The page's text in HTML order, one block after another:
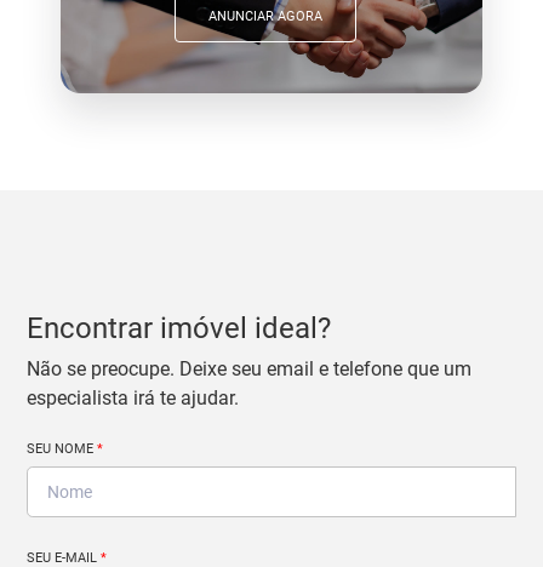
ANUNCIAR AGORA
Encontrar imóvel ideal?
Não se preocupe. Deixe seu email e telefone que um
especialista irá te ajudar.
SEU NOME*
SEU E-MAIL*